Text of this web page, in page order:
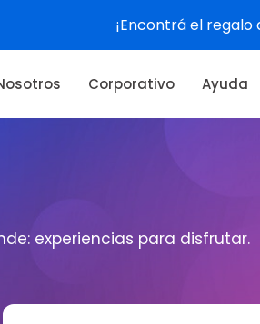
¡Encontrá el regalo
Corporativo Ayuda
experiencias para disfrutar.